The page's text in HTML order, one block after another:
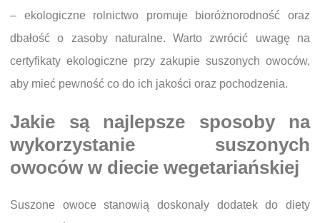
– ekologiczne rolnictwo promuje bioróżnorodność oraz
dbałość o zasoby naturalne. Warto zwrócić uwagę na
certyfikaty ekologiczne przy zakupie suszonych owoców,
aby mieć pewność co do ich jakości oraz pochodzenia.
Jakie są najlepsze sposoby na
wykorzystanie suszonych
owoców w diecie wegetariańskiej
Suszone owoce stanowią doskonały dodatek do diety